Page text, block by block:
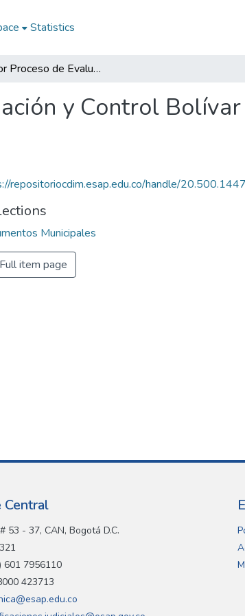
Statistics
Indicador Proceso de Evaluación y Control Bolívar Cauca 2012: I Bolívar Cauca 2012
y Control
repositoriocdim.esap.edu.co/handle/
Municipales
Full item page
Central
53 - 37, CAN, Bogotá D.C.
601 7956110
423713